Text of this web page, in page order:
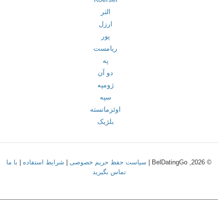
التر
ارزل
پور
ریامست
په
دو آن
ژومپه
سپه
اوئزمانسته
بلژیک
© 2026, BelDatingGo | سیاست حفظ حریم خصوصی شرایط استفاده
با ما
تماس بگیرید